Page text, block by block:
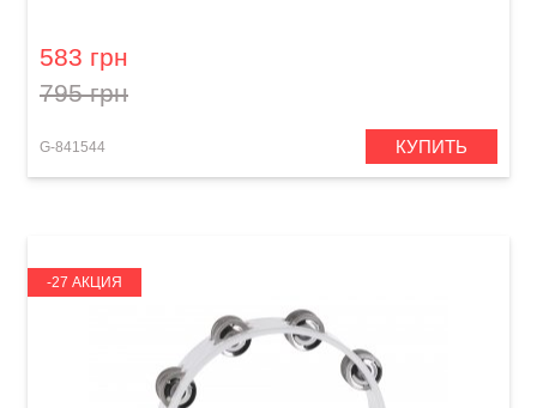
583 грн
795 грн
G-841544 КУПИТЬ
-27 АКЦИЯ